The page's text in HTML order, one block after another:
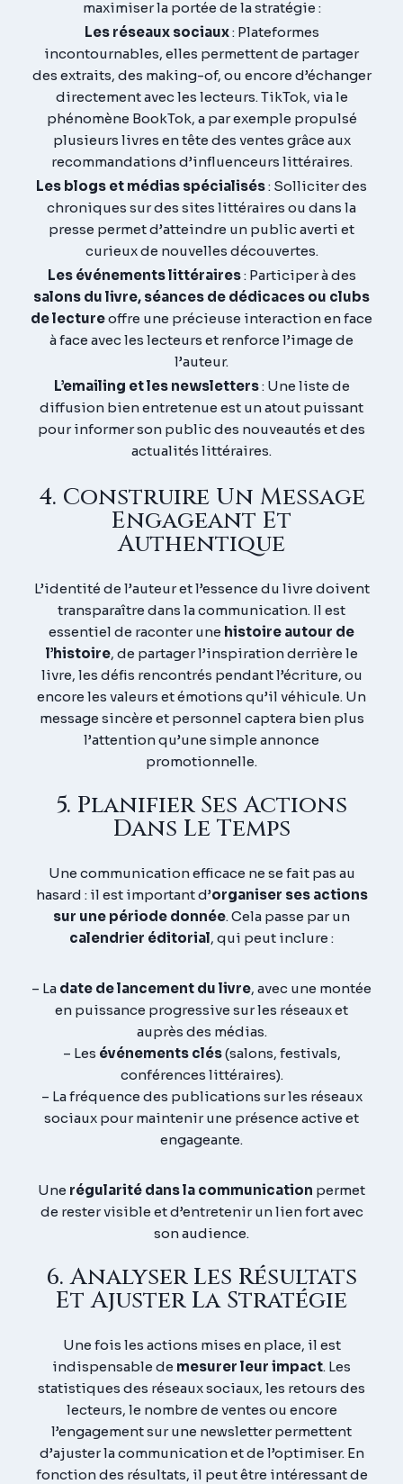
maximiser la portée de la stratégie :
Les réseaux sociaux: Plateformes
incontournables, elles permettent de partager
des extraits, des making-of, ou encore d’échanger
directement avec les lecteurs. TikTok, via le
phénomène BookTok, a par exemple propulsé
plusieurs livres en tête des ventes grâce aux
recommandations d’influenceurs littéraires.
Les blogs et médias spécialisés: Solliciter des
chroniques sur des sites littéraires ou dans la
presse permet d’atteindre un public averti et
curieux de nouvelles découvertes.
Les événements littéraires: Participer à des
salons du livre, séances de dédicaces ou clubs
de lectureoffre une précieuse interaction en face
à face avec les lecteurs et renforce l’image de
l’auteur.
L’emailing et les newsletters: Une liste de
diffusion bien entretenue est un atout puissant
pour informer son public des nouveautés et des
actualités littéraires.
4. Construire Un Message
Engageant Et
Authentique
L’identité de l’auteur et l’essence du livre doivent
transparaître dans la communication. Il est
essentiel de raconter une histoire autour de
l’histoire, de partager l’inspiration derrière le
livre, les défis rencontrés pendant l’écriture, ou
encore les valeurs et émotions qu’il véhicule. Un
message sincère et personnel captera bien plus
l’attention qu’une simple annonce
promotionnelle.
5. Planifier Ses Actions
Dans Le Temps
Une communication efficace ne se fait pas au
hasard : il est important d’organiser ses actions
sur une période donnée. Cela passe par un
calendrier éditorial, qui peut inclure :
– La date de lancement du livre, avec une montée
en puissance progressive sur les réseaux et
auprès des médias.
– Les événements clés(salons, festivals,
conférences littéraires).
– La fréquence des publications sur les réseaux
sociaux pour maintenir une présence active et
engageante.
Une régularité dans la communication permet
de rester visible et d’entretenir un lien fort avec
son audience.
6. Analyser Les Résultats
Et Ajuster La Stratégie
Une fois les actions mises en place, il est
indispensable de mesurer leur impact. Les
statistiques des réseaux sociaux, les retours des
lecteurs, le nombre de ventes ou encore
l’engagement sur une newsletter permettent
d’ajuster la communication et de l’optimiser. En
fonction des résultats, il peut être intéressant de